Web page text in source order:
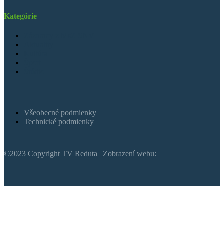
Kategórie
Všeobecné podmienky
Technické podmienky
©2023 Copyright TV Reduta | Zobrazení webu: